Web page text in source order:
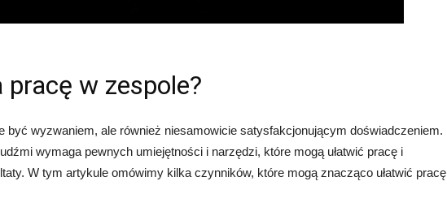
pracę w zespole?
być wyzwaniem, ale również niesamowicie satysfakcjonującym doświadczeniem.
wymaga pewnych umiejętności i narzędzi, które mogą ułatwić pracę i
W tym artykule omówimy kilka czynników, które mogą znacząco ułatwić pracę